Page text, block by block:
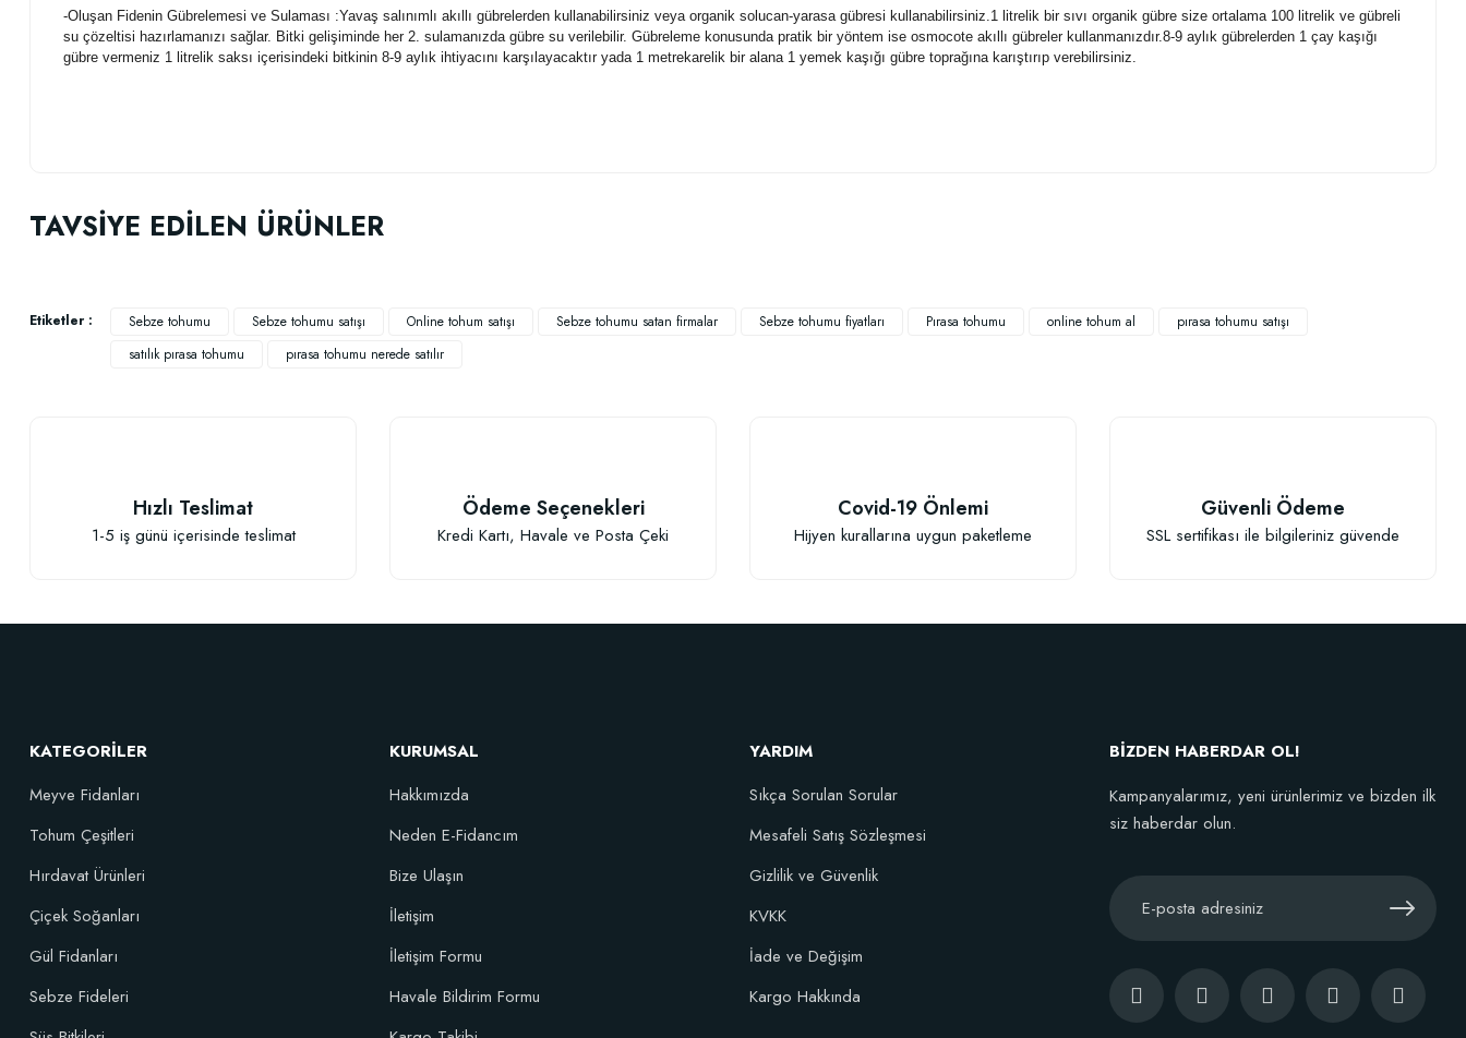
-Oluşan Fidenin Gübrelemesi ve Sulaması :Yavaş salınımlı akıllı gübrelerden kullanabilirsiniz veya organik solucan-yarasa gübresi kullanabilirsiniz.1 litrelik bir sıvı organik gübre size ortalama 100 litrelik ve gübreli
su çözeltisi hazırlamanızı sağlar. Bitki gelişiminde her 2. sulamanızda gübre su verilebilir. Gübreleme konusunda pratik bir yöntem ise osmocote akıllı gübreler kullanmanızdır.8-9 aylık gübrelerden 1 çay kaşığı
gübre vermeniz 1 litrelik saksı içerisindeki bitkinin 8-9 aylık ihtiyacını karşılayacaktır yada 1 metrekarelik bir alana 1 yemek kaşığı gübre toprağına karıştırıp verebilirsiniz.
Ürün bilgilerinde hatalar bulunuyor.
Ürün fiyatı diğer sitelerden daha pahalı.
TAVSİYE EDİLEN ÜRÜNLER
Stokta Yok
Etiketler : Sebze tohumu Sebze tohumu satışı Online tohum satışı Sebze tohumu satan firmalar Sebze tohumu fiyatları Pırasa tohumu online tohum al
pırasa tohumu satışı
satılık pırasa tohumu
pırasa tohumu nerede satılır
Hızlı Teslimat
1-5 iş günü içerisinde teslimat
Ödeme Seçenekleri
Kredi Kartı, Havale ve Posta Çeki
Covid-19 Önlemi
Hijyen kurallarına uygun paketleme
Güvenli Ödeme
SSL sertifikası ile bilgileriniz güvende
KATEGORİLER
Meyve Fidanları
Tohum Çeşitleri
Hırdavat Ürünleri
Çiçek Soğanları
Gül Fidanları
Sebze Fideleri
KURUMSAL
Hakkımızda
Neden E-Fidancım
Bize Ulaşın
İletişim
İletişim Formu
Havale Bildirim Formu
YARDIM
Sıkça Sorulan Sorular
Mesafeli Satış Sözleşmesi
Gizlilik ve Güvenlik
KVKK
İade ve Değişim
Kargo Hakkında
BİZDEN HABERDAR OL!
Kampanyalarımız, yeni ürünlerimiz ve bizden ilk
siz haberdar olun.